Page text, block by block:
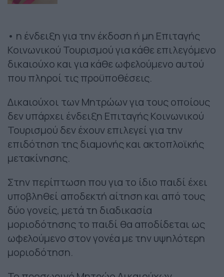
• η ένδειξη για την έκδοση ή μη Επιταγής
Κοινωνικού Τουρισμού για κάθε επιλεγόμενο
δικαιούχο και για κάθε ωφελούμενο αυτού
που πληροί τις προϋποθέσεις.
Δικαιούχοι των Μητρώων για τους οποίους
δεν υπάρχει ένδειξη Επιταγής Κοινωνικού
Τουρισμού δεν έχουν επιλεγεί για την
επιδότηση της διαμονής και ακτοπλοϊκής
μετακίνησης.
Στην περίπτωση που για το ίδιο παιδί έχει
υποβληθεί αποδεκτή αίτηση και από τους
δύο γονείς, μετά τη διαδικασία
μοριοδότησης το παιδί θα αποδίδεται ως
ωφελούμενο στον γονέα με την υψηλότερη
μοριοδότηση.